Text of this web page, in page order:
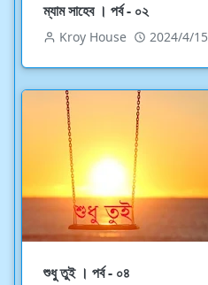
ম্যাম সাহেব । পর্ব - ০২
Kroy House 2024/4/15
শুধু তুই । পর্ব - ০৪